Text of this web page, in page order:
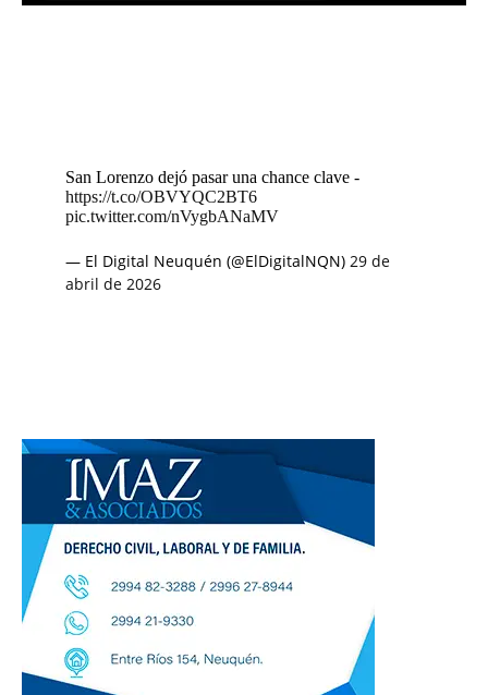
San Lorenzo dejó pasar una chance clave -
https://t.co/OBVYQC2BT6
pic.twitter.com/nVygbANaMV
— El Digital Neuquén (@ElDigitalNQN) 29 de
abril de 2026